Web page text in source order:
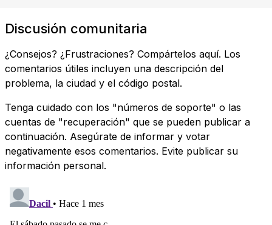
Discusión comunitaria
¿Consejos? ¿Frustraciones? Compártelos aquí. Los
comentarios útiles incluyen una descripción del
problema, la ciudad y el código postal.
Tenga cuidado con los "números de soporte" o las
cuentas de "recuperación" que se pueden publicar a
continuación. Asegúrate de informar y votar
negativamente esos comentarios. Evite publicar su
información personal.